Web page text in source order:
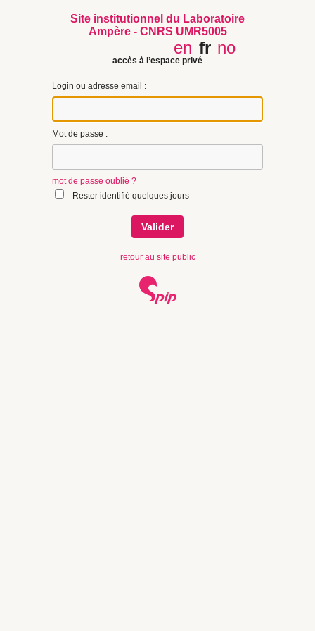
Site institutionnel du Laboratoire
Ampère - CNRS UMR5005
accès à l’espace privé
en fr no
Login ou adresse email :
Mot de passe :
mot de passe oublié ?
Rester identifié quelques jours
retour au site public